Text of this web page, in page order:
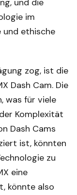
im
und ethische
zog, ist die
Dash Cam. Die
was für viele
Komplexität
Dash Cams
ist, könnten
zu
eine
könnte also